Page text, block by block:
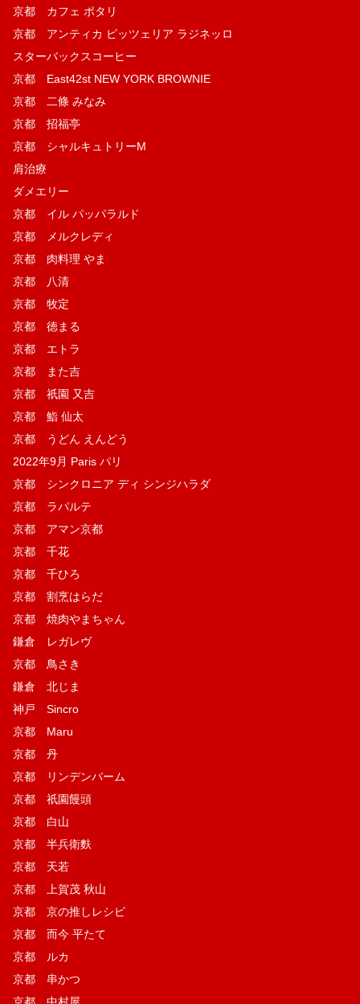
京都 カフェ ポタリ
京都 アンティカ ピッツェリア ラジネッロ
スターバックスコーヒー
京都 East42st NEW YORK BROWNIE
京都 二條 みなみ
京都 招福亭
京都 シャルキュトリーM
肩治療
ダメエリー
京都 イル パッパラルド
京都 メルクレディ
京都 肉料理 やま
京都 八清
京都 牧定
京都 徳まる
京都 エトラ
京都 また吉
京都 祇園 又吉
京都 鮨 仙太
京都 うどん えんどう
2022年9月 Paris パリ
京都 シンクロニア ディ シンジハラダ
京都 ラパルテ
京都 アマン京都
京都 千花
京都 千ひろ
京都 割烹はらだ
京都 焼肉やまちゃん
鎌倉 レガレヴ
京都 鳥さき
鎌倉 北じま
神戸 Sincro
京都 Maru
京都 丹
京都 リンデンバーム
京都 祇園饅頭
京都 白山
京都 半兵衛麩
京都 天若
京都 上賀茂 秋山
京都 京の推しレシピ
京都 而今 平たて
京都 ルカ
京都 串かつ